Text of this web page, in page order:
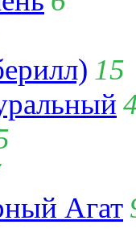
15
Агат